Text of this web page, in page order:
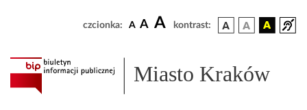
czcionka: A A A kontrast:
Miasto Kraków